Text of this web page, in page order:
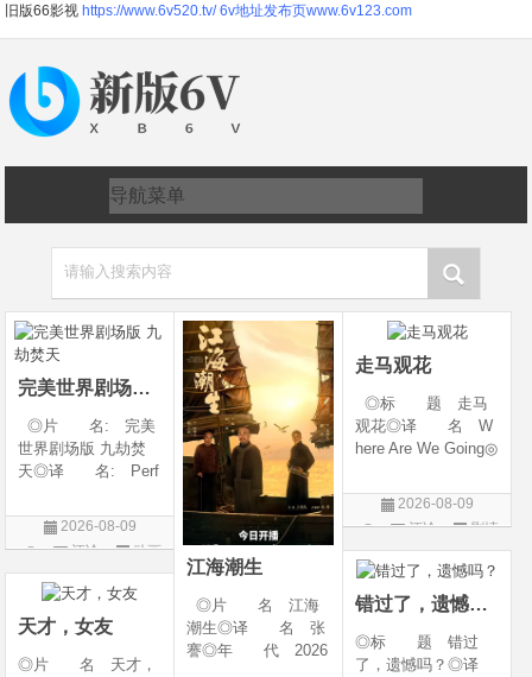
旧版66影视 https://www.6v520.tv/ 6v地址发布页www.6v123.com
请输入搜索内容
完美世界剧场版 九劫焚天
◎片 名: 完美
世界剧场版 九劫焚
天◎译 名: Perf
ne Calamities Burnin
g Heaven / Perfect
ribulations Incinerate
the H
2026-08-09
评论
动画
片
江海潮生
◎片 名 江海
潮生◎译 名 张
謇◎年 代 2026
走马观花
◎标 题 走马
观花◎译 名 W
here Are We Going◎
产 地 中国大陆
◎类 别 剧情◎
话◎上映日期 2026
-06-12(中国大陆)◎
2026-08-09
评论
剧情
片
错过了，遗憾吗？
◎标 题 错过
了，遗憾吗？◎译
天才，女友
◎片 名 天才，